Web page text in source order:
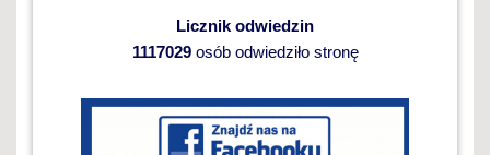
Licznik odwiedzin
1117029osób odwiedziło stronę